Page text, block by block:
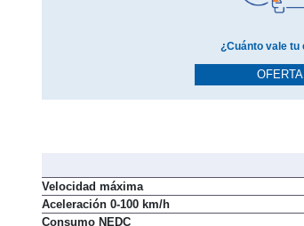
OFERTA
Velocidad máxima
Aceleración 0-100 km/h